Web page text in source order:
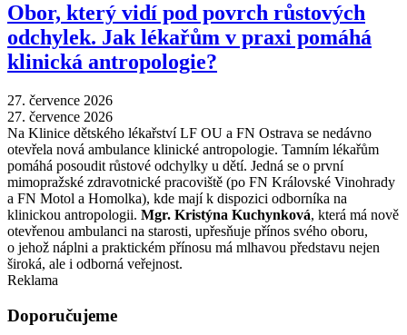
Obor, který vidí pod povrch růstových
odchylek. Jak lékařům v praxi pomáhá
klinická antropologie?
27. července 2026
27. července 2026
Na Klinice dětského lékařství LF OU a FN Ostrava se nedávno
otevřela nová ambulance klinické antropologie. Tamním lékařům
pomáhá posoudit růstové odchylky u dětí. Jedná se o první
mimopražské zdravotnické pracoviště (po FN Královské Vinohrady
a FN Motol a Homolka), kde mají k dispozici odborníka na
klinickou antropologii. Mgr. Kristýna Kuchynková, která má nově
otevřenou ambulanci na starosti, upřesňuje přínos svého oboru,
o jehož náplni a praktickém přínosu má mlhavou představu nejen
široká, ale i odborná veřejnost.
Reklama
Doporučujeme